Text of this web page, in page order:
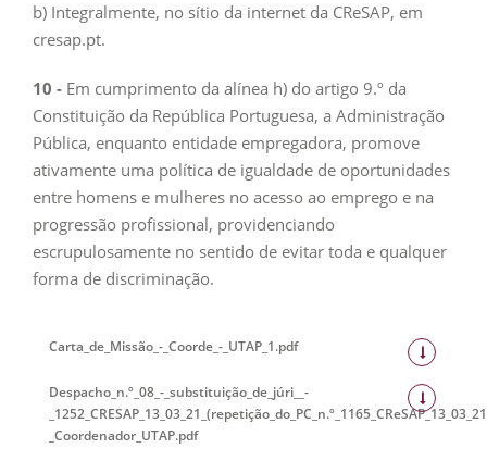
b) Integralmente, no sítio da internet da CReSAP, em
cresap.pt.
10 - Em cumprimento da alínea h) do artigo 9.º da
Constituição da República Portuguesa, a Administração
Pública, enquanto entidade empregadora, promove
ativamente uma política de igualdade de oportunidades
entre homens e mulheres no acesso ao emprego e na
progressão profissional, providenciando
escrupulosamente no sentido de evitar toda e qualquer
forma de discriminação.
Carta_de_Missão_-_Coorde_-_UTAP_1.pdf
Despacho_n.º_08_-_substituição_de_júri__-
_Coordenador_UTAP.pdf